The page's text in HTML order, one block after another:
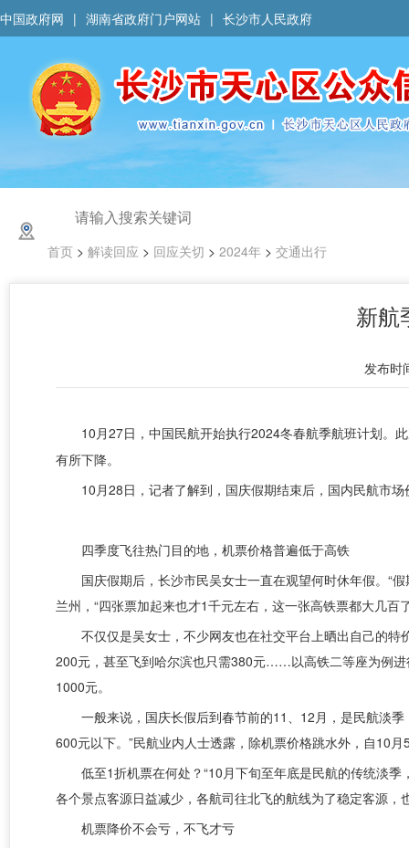
中国政府网 | 湖南省政府门户网站 | 长沙市人民政府
首页 > 解读回应 > 回应关切 > 2024年 > 交通出行
新航
发布时
10月27日，中国民航开始执行2024冬春航季航班计划。
有所下降。
10月28日，记者了解到，国庆假期结束后，国内民航市
四季度飞往热门目的地，机票价格普遍低于高铁
国庆假期后，长沙市民吴女士一直在观望何时休年假。“
兰州，“四张票加起来也才1千元左右，这一张高铁票都大几百
不仅仅是吴女士，不少网友也在社交平台上晒出自己的
200元，甚至飞到哈尔滨也只需380元……以高铁二等座为例
1000元。
一般来说，国庆长假后到春节前的11、12月，是民航淡
600元以下。”民航业内人士透露，除机票价格跳水外，自10
低至1折机票在何处？“10月下旬至年底是民航的传统淡
各个景点客源日益减少，各航司往北飞的航线为了稳定客源
机票降价不会亏，不飞才亏